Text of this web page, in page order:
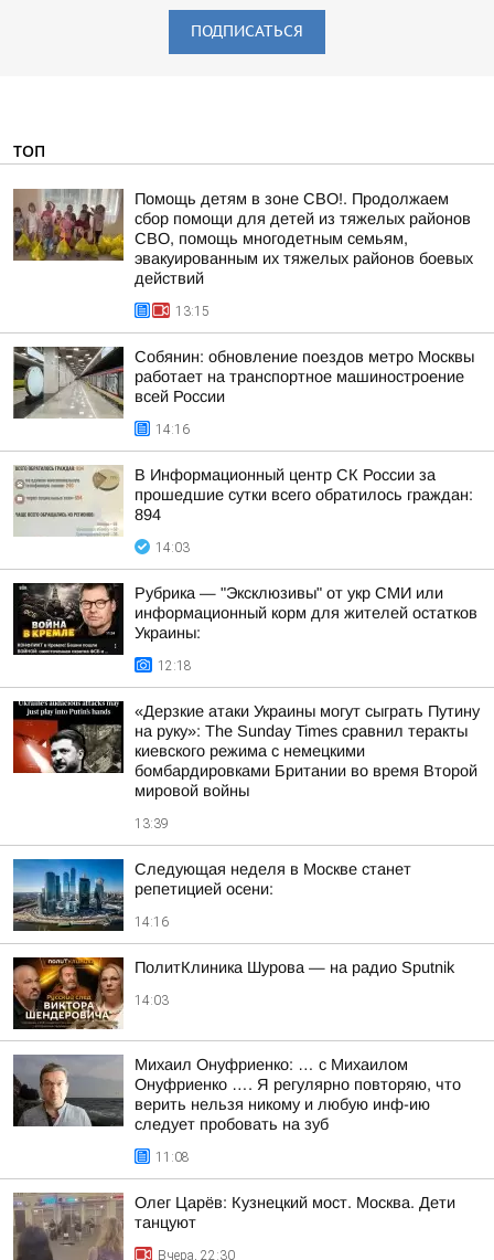
ПОДПИСАТЬСЯ
ТОП
Помощь детям в зоне СВО!. Продолжаем
сбор помощи для детей из тяжелых районов
СВО, помощь многодетным семьям,
эвакуированным их тяжелых районов боевых
действий
13:15
Собянин: обновление поездов метро Москвы
работает на транспортное машиностроение
всей России
14:16
В Информационный центр СК России за
прошедшие сутки всего обратилось граждан:
894
14:03
Рубрика — "Эксклюзивы" от укр СМИ или
информационный корм для жителей остатков
Украины:
12:18
«Дерзкие атаки Украины могут сыграть Путину
на руку»: The Sunday Times сравнил теракты
киевского режима с немецкими
бомбардировками Британии во время Второй
мировой войны
13:39
Следующая неделя в Москве станет
репетицией осени:
14:16
ПолитКлиника Шурова — на радио Sputnik
14:03
Михаил Онуфриенко: … с Михаилом
Онуфриенко …. Я регулярно повторяю, что
верить нельзя никому и любую инф-ию
следует пробовать на зуб
11:08
Олег Царёв: Кузнецкий мост. Москва. Дети
танцуют
Вчера, 22:30